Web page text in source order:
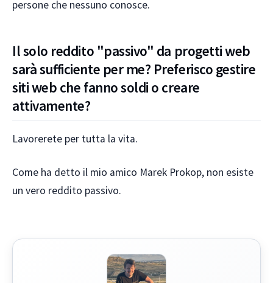
persone che nessuno conosce.
Il solo reddito "passivo" da progetti web
sarà sufficiente per me? Preferisco gestire
siti web che fanno soldi o creare
attivamente?
Lavorerete per tutta la vita.
Come ha detto il mio amico Marek Prokop, non esiste
un vero reddito passivo.